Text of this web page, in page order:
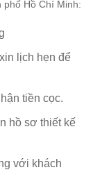
phố Hồ Chí Minh:
lịch hẹn để
tiền cọc.
hồ sơ thiết kế
với khách